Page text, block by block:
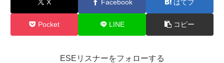
X Facebook はてブ
Pocket LINE コピー
ESEリスナーをフォローする